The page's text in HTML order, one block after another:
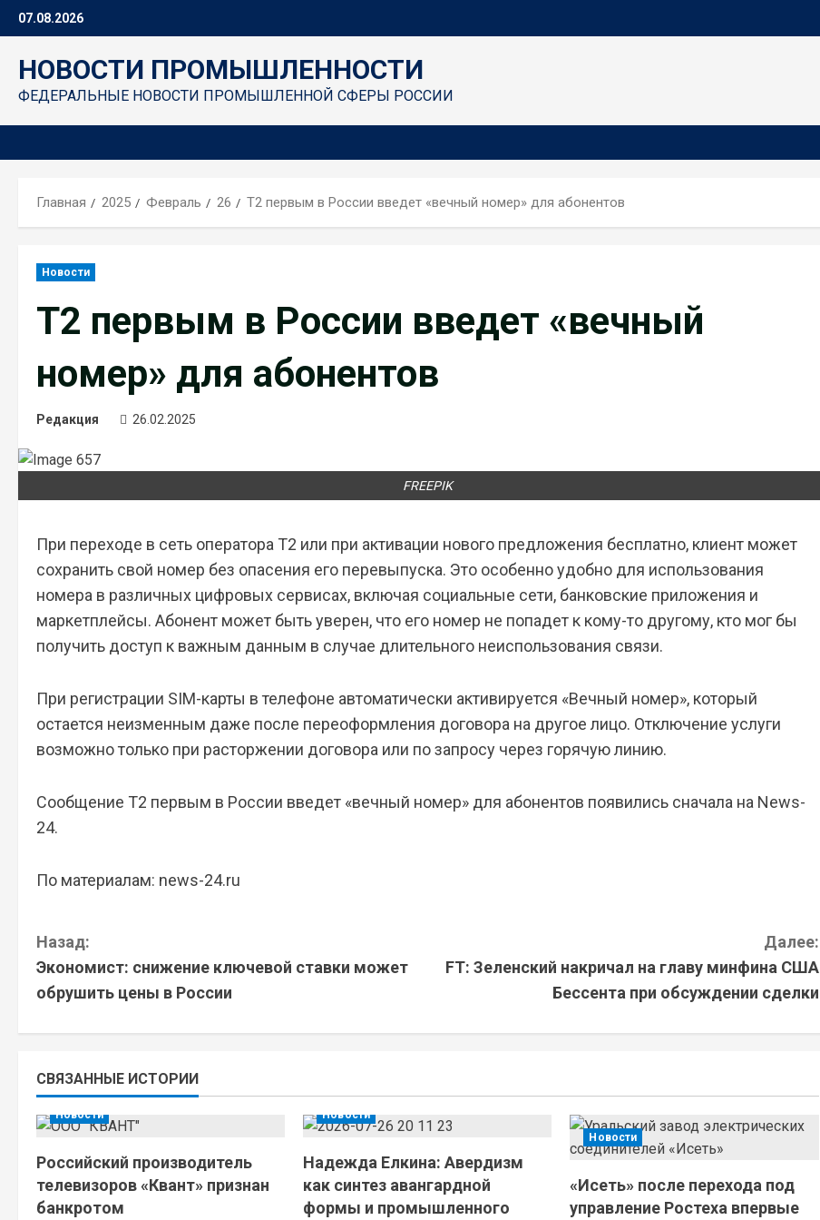
Перейти
к
содержимому
07.08.2026
НОВОСТИ ПРОМЫШЛЕННОСТИ
ФЕДЕРАЛЬНЫЕ НОВОСТИ ПРОМЫШЛЕННОЙ СФЕРЫ РОССИИ
Главная 2025 Февраль 26 Т2 первым в России введет «вечный номер» для абонентов
Новости
Т2 первым в России введет «вечный
номер» для абонентов
Редакция 26.02.2025
FREEPIK
При переходе в сеть оператора T2 или при активации нового предложения бесплатно, клиент может
сохранить свой номер без опасения его перевыпуска. Это особенно удобно для использования
номера в различных цифровых сервисах, включая социальные сети, банковские приложения и
маркетплейсы. Абонент может быть уверен, что его номер не попадет к кому-то другому, кто мог бы
получить доступ к важным данным в случае длительного неиспользования связи.
При регистрации SIM-карты в телефоне автоматически активируется «Вечный номер», который
остается неизменным даже после переоформления договора на другое лицо. Отключение услуги
возможно только при расторжении договора или по запросу через горячую линию.
Сообщение Т2 первым в России введет «вечный номер» для абонентов появились сначала на News-
24.
По материалам: news-24.ru
П
р
о
л
ж
Назад:
Экономист: снижение ключевой ставки может
обрушить цены в России
Далее:
FT: Зеленский накричал на главу минфина США
Бессента при обсуждении сделки
СВЯЗАННЫЕ ИСТОРИИ
Новости
Российский производитель
телевизоров «Квант» признан
банкротом
Новости
Надежда Елкина: Авердизм
как синтез авангардной
формы и промышленного
Новости
«Исеть» после перехода под
управление Ростеха впервые